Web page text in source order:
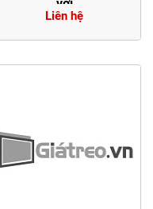
với
LCD/LED/OLED/QLED
Liên hệ